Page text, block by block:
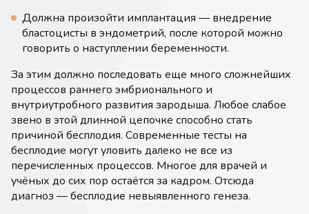
Должна произойти имплантация — внедрение
бластоцисты в эндометрий, после которой можно
говорить о наступлении беременности.
За этим должно последовать еще много сложнейших
процессов раннего эмбрионального и
внутриутробного развития зародыша. Любое слабое
звено в этой длинной цепочке способно стать
причиной бесплодия. Современные тесты на
бесплодие могут уловить далеко не все из
перечисленных процессов. Многое для врачей и
учёных до сих пор остаётся за кадром. Отсюда
диагноз — бесплодие невыявленного генеза.